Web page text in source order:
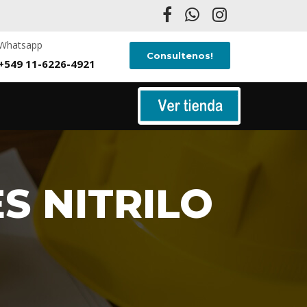
11-6226-4921
Consultenos!
NITRILO